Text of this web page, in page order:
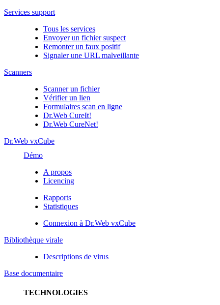
Services support
Tous les services
Envoyer un fichier suspect
Remonter un faux positif
Signaler une URL malveillante
Scanners
Scanner un fichier
Vérifier un lien
Formulaires scan en ligne
Dr.Web CureIt!
Dr.Web CureNet!
Dr.Web vxCube
Démo
A propos
Licencing
Rapports
Statistiques
Connexion à Dr.Web vxCube
Bibliothèque virale
Descriptions de virus
Base documentaire
TECHNOLOGIES